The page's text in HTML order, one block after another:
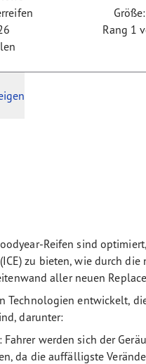
Rang 1
Reifen sind
zu bieten, wie durch die
aller neuen
Technologien entwickelt,
darunter:
werden sich der
da die auffälligste